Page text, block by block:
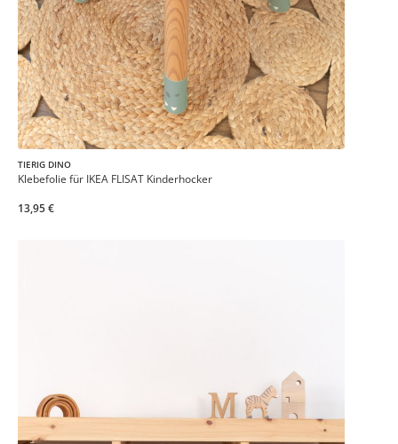
TIERIG DINO
Klebefolie für IKEA FLISAT Kinderhocker
13,95 €